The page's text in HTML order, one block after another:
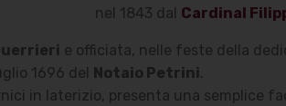
nel 1843 dal Cardinal
e officiata, nelle feste della
1696 del Notaio Petrini.
in laterizio, presenta una semplice